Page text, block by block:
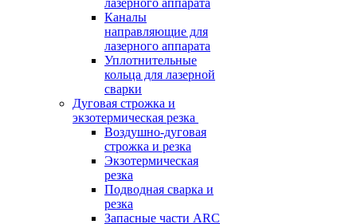
лазерного аппарата
Каналы
направляющие для
лазерного аппарата
Уплотнительные
кольца для лазерной
сварки
Дуговая строжка и
экзотермическая резка
Воздушно-дуговая
строжка и резка
Экзотермическая
резка
Подводная сварка и
резка
Запасные части ARC